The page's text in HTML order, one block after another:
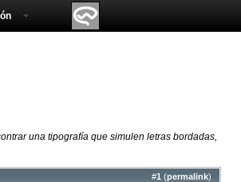
una tipografía que simulen letras bordadas,
#1 (permalink)